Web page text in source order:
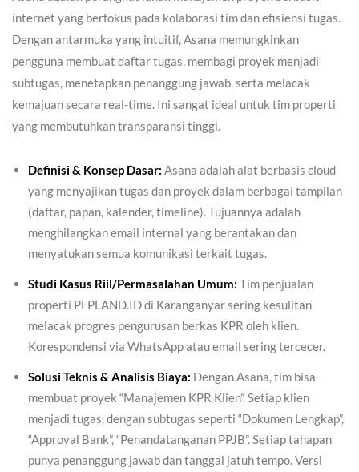
internet yang berfokus pada kolaborasi tim dan efisiensi tugas.
Dengan antarmuka yang intuitif, Asana memungkinkan
pengguna membuat daftar tugas, membagi proyek menjadi
subtugas, menetapkan penanggung jawab, serta melacak
kemajuan secara real-time. Ini sangat ideal untuk tim properti
yang membutuhkan transparansi tinggi.
Definisi & Konsep Dasar: Asana adalah alat berbasis cloud
yang menyajikan tugas dan proyek dalam berbagai tampilan
(daftar, papan, kalender, timeline). Tujuannya adalah
menghilangkan email internal yang berantakan dan
menyatukan semua komunikasi terkait tugas.
Studi Kasus Riil/Permasalahan Umum: Tim penjualan
properti PFPLAND.ID di Karanganyar sering kesulitan
melacak progres pengurusan berkas KPR oleh klien.
Korespondensi via WhatsApp atau email sering tercecer.
Solusi Teknis & Analisis Biaya: Dengan Asana, tim bisa
membuat proyek “Manajemen KPR Klien”. Setiap klien
menjadi tugas, dengan subtugas seperti “Dokumen Lengkap”,
“Approval Bank”, “Penandatanganan PPJB”. Setiap tahapan
punya penanggung jawab dan tanggal jatuh tempo. Versi